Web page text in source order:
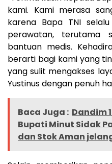
kami. Kami merasa
karena Bapa TNI
perawatan, terutama
bantuan medis.
berarti bagi kami yang
yang sulit mengakses
Yustinus dengan penuh
Baca Juga : Dandim
Bupati Minut Sidak
dan Stok Aman